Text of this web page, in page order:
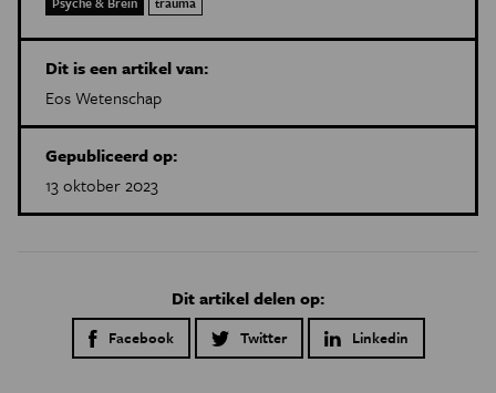
Dit is een artikel van:
Eos Wetenschap
Gepubliceerd op:
13 oktober 2023
Dit artikel delen op:
Facebook Twitter Linkedin